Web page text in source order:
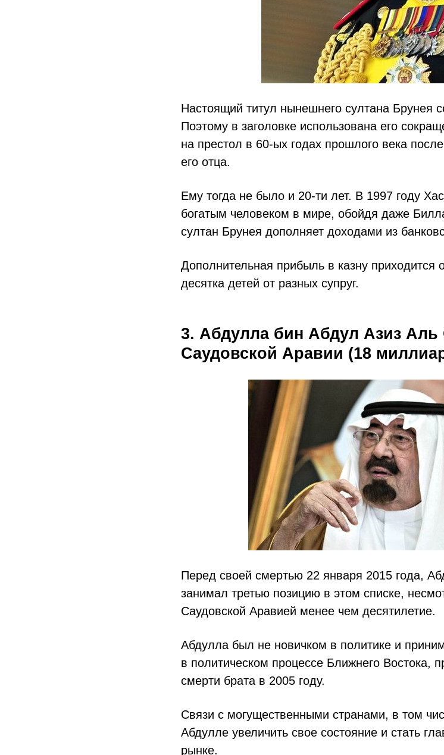
Настоящий титул нынешнего султана Брунея
Поэтому в заголовке использована его
на престол в 60-ых годах прошлого века
его отца.
Ему тогда не было и 20-ти лет. В 1997 году
богатым человеком в мире, обойдя даже
султан Брунея дополняет доходами из
Дополнительная прибыль в казну приходится
десятка детей от разных супруг.
3. Абдулла бин Абдул Азиз Аль
Саудовской Аравии (18
Перед своей смертью 22 января 2015 года,
занимал третью позицию в этом списке,
Саудовской Аравией менее чем десятилетие.
Абдулла был не новичком в политике и
в политическом процессе Ближнего Востока,
смерти брата в 2005 году.
Связи с могущественными странами, в том
Абдулле увеличить свое состояние и стать
рынке.